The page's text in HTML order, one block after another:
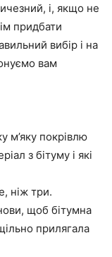
і, якщо не
придбати
вибір і на
вам
м’яку покрівлю
з бітуму і які
ніж три.
щоб бітумна
прилягала